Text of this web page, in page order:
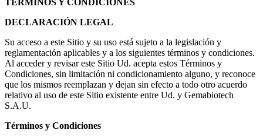
TÉRMINOS Y CONDICIONES
DECLARACIÓN LEGAL
Su acceso a este Sitio y su uso está sujeto a la legislación y
reglamentación aplicables y a los siguientes términos y condiciones.
Al acceder y revisar este Sitio Ud. acepta estos Términos y
Condiciones, sin limitación ni condicionamiento alguno, y reconoce
que los mismos reemplazan y dejan sin efecto a todo otro acuerdo
relativo al uso de este Sitio existente entre Ud. y Gemabiotech
S.A.U.
Términos y Condiciones